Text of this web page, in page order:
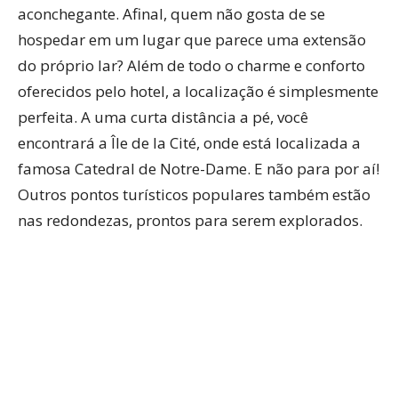
aconchegante. Afinal, quem não gosta de se
hospedar em um lugar que parece uma extensão
do próprio lar? Além de todo o charme e conforto
oferecidos pelo hotel, a localização é simplesmente
perfeita. A uma curta distância a pé, você
encontrará a Île de la Cité, onde está localizada a
famosa Catedral de Notre-Dame. E não para por aí!
Outros pontos turísticos populares também estão
nas redondezas, prontos para serem explorados.